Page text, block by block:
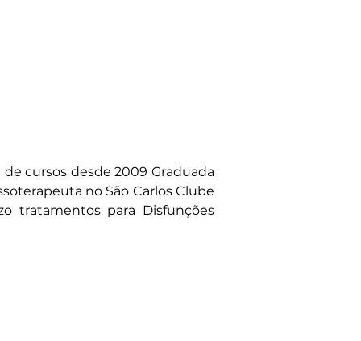
cursos desde 2009 Graduada
no São Carlos Clube
tratamentos para Disfunções